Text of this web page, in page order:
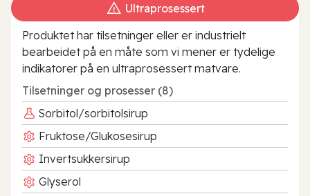
Ultraprosessert
Produktet har tilsetninger eller er industrielt
bearbeidet på en måte som vi mener er tydelige
indikatorer på en ultraprosessert matvare.
Tilsetninger og prosesser (8)
Sorbitol/sorbitolsirup
Fruktose/Glukosesirup
Invertsukkersirup
Glyserol